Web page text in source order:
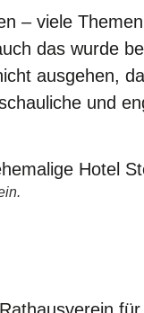
– viele
das wurde
ausgehen,
und